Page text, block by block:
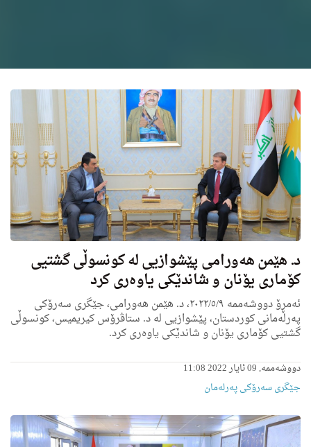
د. هێمن هه‌ورامی پێشوازیی له‌ كونسوڵی گشتیی
کۆماری یۆنان و شاندێكی یاوه‌ری كرد
ئه‌مڕۆ دووشه‌ممه‌ ٢٠٢٢/٥/٩، د. هێمن هه‌ورامی، جێگرى سه‌رۆكى
په‌رله‌مانی كوردستان، پێشوازیی له‌ د. ستاڤرۆس کیریمیس، كونسوڵی
گشتیی کۆماری یۆنان و شاندێكی یاوه‌ری كرد.
دووشەممە, 09 ئایار 2022 11:08
جێگری سەرۆکی پەرلەمان